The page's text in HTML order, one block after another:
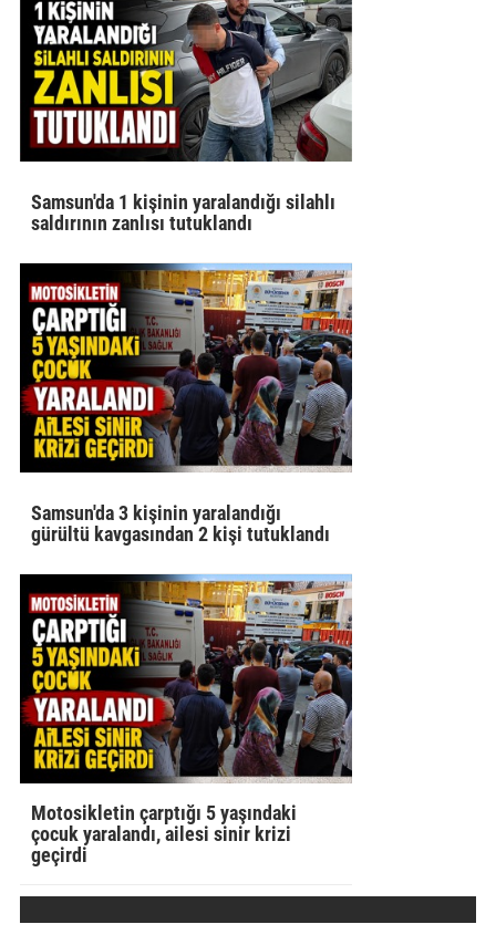
Samsun'da 1 kişinin yaralandığı silahlı
saldırının zanlısı tutuklandı
Samsun'da 3 kişinin yaralandığı
gürültü kavgasından 2 kişi tutuklandı
Motosikletin çarptığı 5 yaşındaki
çocuk yaralandı, ailesi sinir krizi
geçirdi